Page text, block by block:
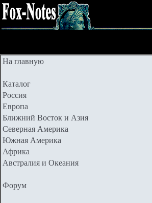
На главную
Каталог
Россия
Европа
Ближний Восток и Азия
Северная Америка
Южная Америка
Африка
Австралия и Океания
Форум